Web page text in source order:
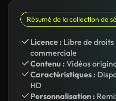
Résumé de la collection de
Licence : Libre de
commerciale
Contenu : Vidéos
Caractéristiques :
HD
Personnalisation :